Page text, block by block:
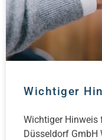
Wichtiger
Wichtiger Hinweis
Düsseldorf GmbH